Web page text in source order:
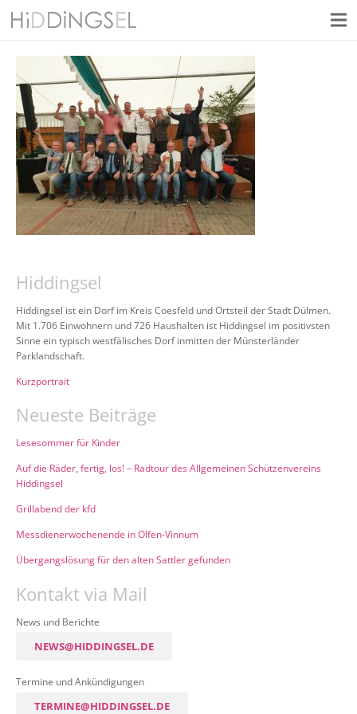
Hiddingsel
Hiddingsel ist ein Dorf im Kreis Coesfeld und Ortsteil der Stadt Dülmen.
Mit 1.706 Einwohnern und 726 Haushalten ist Hiddingsel im positivsten
Sinne ein typisch westfälisches Dorf inmitten der Münsterländer
Parklandschaft.
Kurzportrait
Neueste Beiträge
Lesesommer für Kinder
Auf die Räder, fertig, los! – Radtour des Allgemeinen Schützenvereins
Hiddingsel
Grillabend der kfd
Messdienerwochenende in Olfen-Vinnum
Übergangslösung für den alten Sattler gefunden
Kontakt via Mail
News und Berichte
NEWS@HIDDINGSEL.DE
Termine und Ankündigungen
TERMINE@HIDDINGSEL.DE